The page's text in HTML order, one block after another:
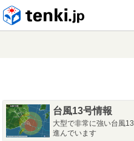
台風13号情報
大型で非常に強い台風
進んでいます